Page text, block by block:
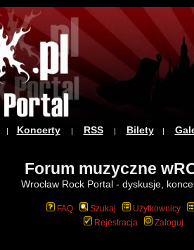
Koncerty| RSS| Bilety|
Forum muzyczne
Wrocław Rock Portal - dyskusje,
FAQ Szukaj Użytkownicy
Rejestracja
Zaloguj